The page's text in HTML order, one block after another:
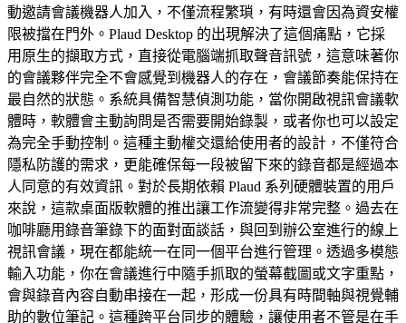
動邀請會議機器人加入，不僅流程繁瑣，有時還會因為資安權
限被擋在門外。Plaud Desktop 的出現解決了這個痛點，它採
用原生的擷取方式，直接從電腦端抓取聲音訊號，這意味著你
的會議夥伴完全不會感覺到機器人的存在，會議節奏能保持在
最自然的狀態。系統具備智慧偵測功能，當你開啟視訊會議軟
體時，軟體會主動詢問是否需要開始錄製，或者你也可以設定
為完全手動控制。這種主動權交還給使用者的設計，不僅符合
隱私防護的需求，更能確保每一段被留下來的錄音都是經過本
人同意的有效資訊。對於長期依賴 Plaud 系列硬體裝置的用戶
來說，這款桌面版軟體的推出讓工作流變得非常完整。過去在
咖啡廳用錄音筆錄下的面對面談話，與回到辦公室進行的線上
視訊會議，現在都能統一在同一個平台進行管理。透過多模態
輸入功能，你在會議進行中隨手抓取的螢幕截圖或文字重點，
會與錄音內容自動串接在一起，形成一份具有時間軸與視覺輔
助的數位筆記。這種跨平台同步的體驗，讓使用者不管是在手